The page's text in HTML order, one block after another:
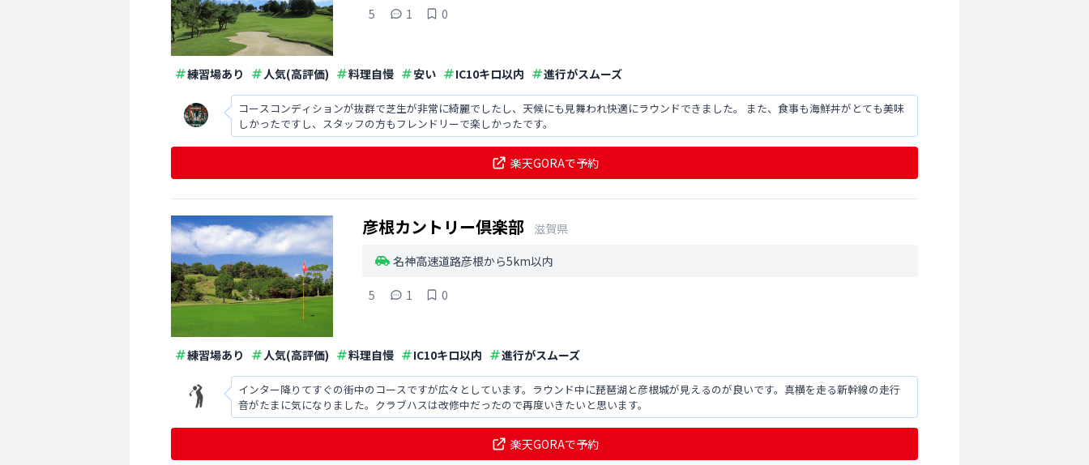
5 1 0
練習場あり 人気(高評価) 料理自慢 安い IC10キロ以内 進行がスムーズ
コースコンディションが抜群で芝生が非常に綺麗でしたし、天候にも見舞われ快適にラウンドできました。 また、食事も海鮮丼がとても美味
しかったですし、スタッフの方もフレンドリーで楽しかったです。
楽天GORAで予約
彦根カントリー倶楽部
滋賀県
名神高速道路彦根から5km以内
5 1 0
練習場あり 人気(高評価) 料理自慢 IC10キロ以内 進行がスムーズ
インター降りてすぐの街中のコースですが広々としています。ラウンド中に琵琶湖と彦根城が見えるのが良いです。真横を走る新幹線の走行
音がたまに気になりました。クラブハスは改修中だったので再度いきたいと思います。
楽天GORAで予約